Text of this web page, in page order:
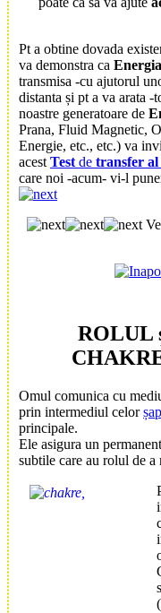
Pt a obtine dovada
va demonstra ca
transmisa -cu ajutorul
distanta și pt a va arata -
noastre generatoare de
Prana, Fluid Magnetic,
Energie, etc., etc.) va
acest Test de transfer
care noi -acum- vi-l
ROLUL
Omul comunica cu
prin intermediul celor
principale.
Ele asigura un
subtile care au rolul de